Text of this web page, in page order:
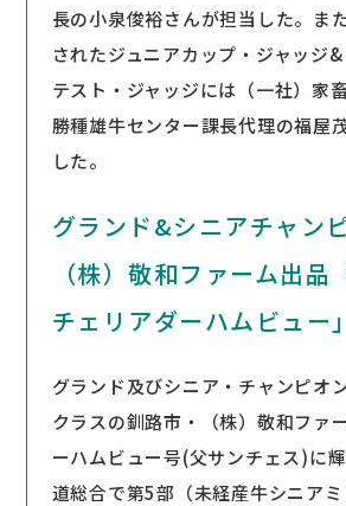
長の小泉俊裕さんが担当した。ま
されたジュニアカップ・ジャッジ
テスト・ジャッジには（一社）家
勝種雄牛センター課長代理の福屋
した。
グランド&シニアチャン
（株）敬和ファーム出品
チェリアダーハムビュー」
グランド及びシニア・チャンピオ
クラスの釧路市・（株）敬和ファ
ーハムビュー号(父サンチェス)に
道総合で第5部（未経産牛シニア